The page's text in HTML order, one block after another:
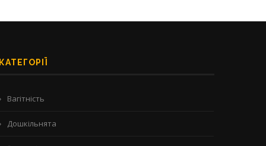
КАТЕГОРІЇ
Вагітність
Дошкільнята